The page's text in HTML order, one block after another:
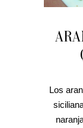
Los